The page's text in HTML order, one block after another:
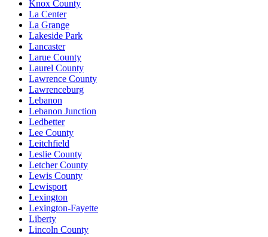
Knox County
La Center
La Grange
Lakeside Park
Lancaster
Larue County
Laurel County
Lawrence County
Lawrenceburg
Lebanon
Lebanon Junction
Ledbetter
Lee County
Leitchfield
Leslie County
Letcher County
Lewis County
Lewisport
Lexington
Lexington-Fayette
Liberty
Lincoln County